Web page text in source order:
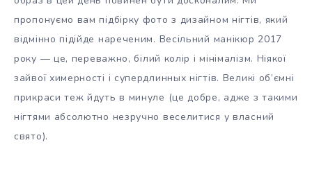
пропонуємо вам підбірку фото з дизайном нігтів, який
відмінно підійде нареченим. Весільний манікюр 2017
року — це, переважно, білий колір і мінімалізм. Ніякої
зайвої химерності і супердлинных нігтів. Великі об’ємні
прикраси теж йдуть в минуле (це добре, адже з такими
нігтями абсолютно незручно веселитися у власний
свято).